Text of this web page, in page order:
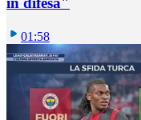
01:58